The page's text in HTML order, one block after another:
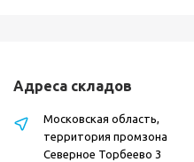
Адреса складов
Московская область,
территория промзона
Северное Торбеево 3